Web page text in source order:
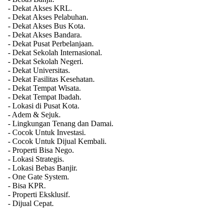
- Dekat Akses KRL.
- Dekat Akses Pelabuhan.
- Dekat Akses Bus Kota.
- Dekat Akses Bandara.
- Dekat Pusat Perbelanjaan.
- Dekat Sekolah Internasional.
- Dekat Sekolah Negeri.
- Dekat Universitas.
- Dekat Fasilitas Kesehatan.
- Dekat Tempat Wisata.
- Dekat Tempat Ibadah.
- Lokasi di Pusat Kota.
- Adem & Sejuk.
- Lingkungan Tenang dan Damai.
- Cocok Untuk Investasi.
- Cocok Untuk Dijual Kembali.
- Properti Bisa Nego.
- Lokasi Strategis.
- Lokasi Bebas Banjir.
- One Gate System.
- Bisa KPR.
- Properti Eksklusif.
- Dijual Cepat.